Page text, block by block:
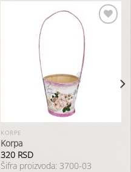
KORPE
Korpa
320 RSD
Šifra proizvoda: 3700-03